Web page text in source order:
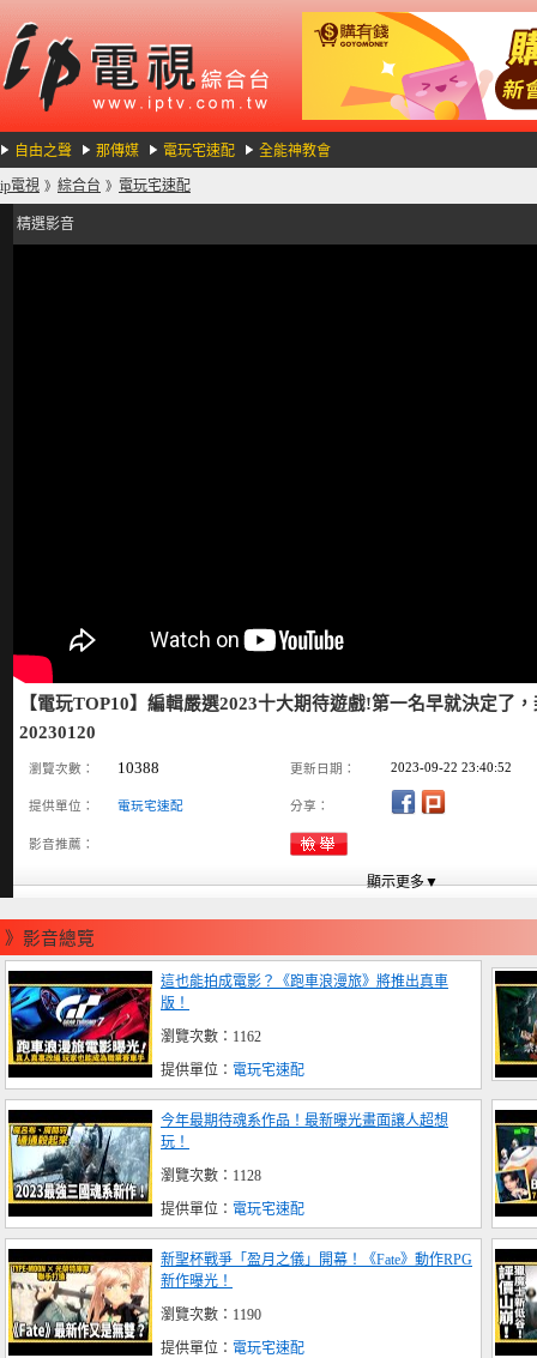
自由之聲 那傳媒 電玩宅速配 全能神教會
ip電視 》 綜合台 》 電玩宅速配
精選影音
【電玩TOP10】編輯嚴選2023十大期待遊戲!第一名早就決定了
20230120
瀏覽次數： 10388 更新日期： 2023-09-22 23:40:52
提供單位： 電玩宅速配 分享：
影音推薦：
》影音總覽
這也能拍成電影？《跑車浪漫旅》將推出真車
版！
瀏覽次數：1162
提供單位： 電玩宅速配
今年最期待魂系作品！最新曝光畫面讓人超想
玩！
瀏覽次數：1128
提供單位： 電玩宅速配
新聖杯戰爭「盈月之儀」開幕！《Fate》動作RPG
新作曝光！
瀏覽次數：1190
提供單位： 電玩宅速配